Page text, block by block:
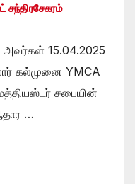
அவர்கள் 15.04.2025
கல்முனை YMCA
சபையின்
…